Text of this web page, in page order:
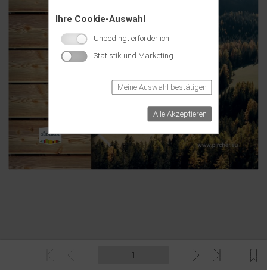
Ihre Cookie-Auswahl
Unbedingt erforderlich
Statistik und Marketing
Meine Auswahl bestätigen
Alle Akzeptieren